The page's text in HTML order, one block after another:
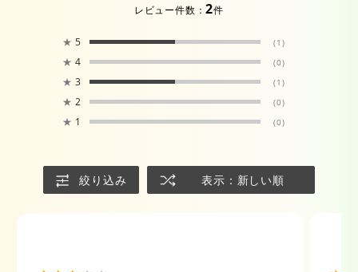
レビュー件数：2件
★ 5 (1)
★ 4 (0)
★ 3 (1)
★ 2 (0)
★ 1 (0)
絞り込み 表示：新しい順